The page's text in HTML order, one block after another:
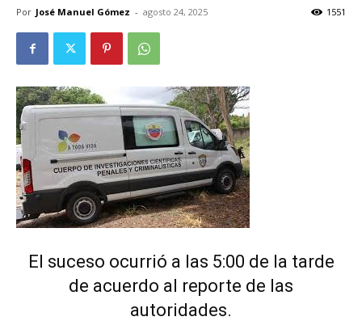
Por José Manuel Gómez - agosto 24, 2025 1551
El suceso ocurrió a las 5:00 de la tarde
de acuerdo al reporte de las
autoridades.